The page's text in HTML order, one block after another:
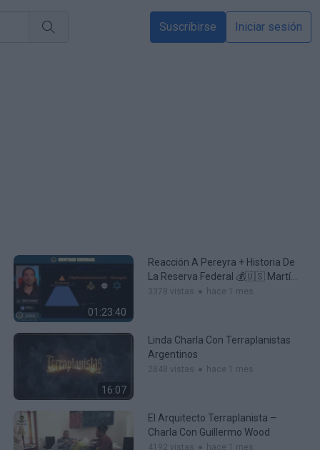
Suscribirse Iniciar sesión
01:23:40
Reacción A Pereyra + Historia De
La Reserva Federal 💰🇺🇸 Martín
Rodríguez
3378 vistas hace 1 mes
16:07
Linda Charla Con Terraplanistas
Argentinos
2848 vistas hace 1 mes
El Arquitecto Terraplanista –
Charla Con Guillermo Wood
4192 vistas hace 1 mes